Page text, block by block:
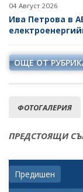
04 Август 2026
Ива Петрова в
ОЩЕ ОТ
ФОТОГАЛЕРИЯ
ПРЕДСТОЯЩИ
Предишен